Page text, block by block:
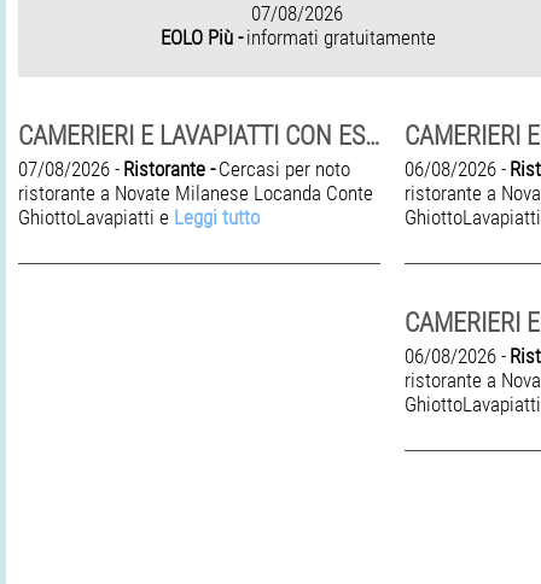
07/08/2026
EOLO Più -informati gratuitamente
CAMERIERI E LAVAPIATTI CON ESPERIENZA
07/08/2026 - Ristorante - Cercasi per noto
ristorante a Novate Milanese Locanda Conte
GhiottoLavapiatti e Leggi tutto
06/08/2026 -
ristorante a
06/08/2026 -
ristorante a